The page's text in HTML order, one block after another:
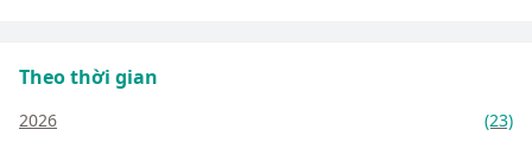
Theo thời gian
2026
(23)